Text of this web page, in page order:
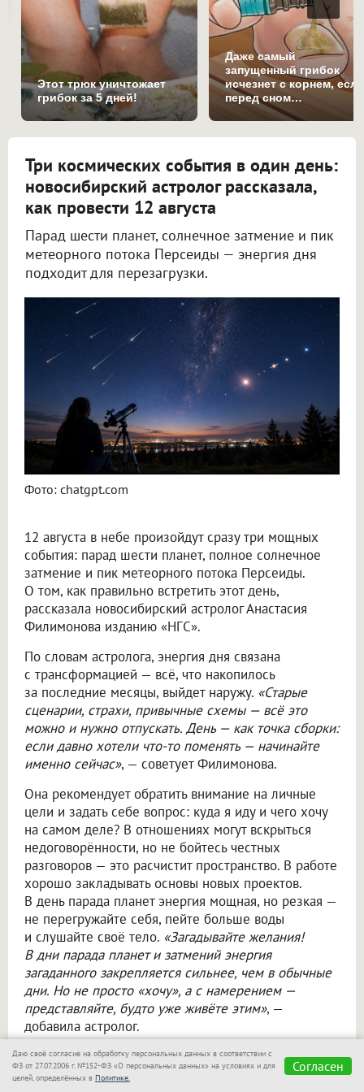
Этот трюк уничтожает
грибок за 5 дней!
Даже самый
запущенный грибок
исчезнет с корнем,
перед сном…
Три космических события в один день:
новосибирский астролог рассказала,
как провести 12 августа
Парад шести планет, солнечное затмение и пик
метеорного потока Персеиды — энергия дня
подходит для перезагрузки.
Фото: chatgpt.com
12 августа в небе произойдут сразу три мощных
события: парад шести планет, полное солнечное
затмение и пик метеорного потока Персеиды.
О том, как правильно встретить этот день,
рассказала новосибирский астролог Анастасия
Филимонова изданию «НГС».
По словам астролога, энергия дня связана
с трансформацией — всё, что накопилось
за последние месяцы, выйдет наружу. «Старые
сценарии, страхи, привычные схемы — всё это
можно и нужно отпускать. День — как точка сборки:
если давно хотели что-то поменять — начинайте
именно сейчас», — советует Филимонова.
Она рекомендует обратить внимание на личные
цели и задать себе вопрос: куда я иду и чего хочу
на самом деле? В отношениях могут вскрыться
недоговорённости, но не бойтесь честных
разговоров — это расчистит пространство. В работе
хорошо закладывать основы новых проектов.
В день парада планет энергия мощная, но резкая —
не перегружайте себя, пейте больше воды
и слушайте своё тело. «Загадывайте желания!
В дни парада планет и затмений энергия
загаданного закрепляется сильнее, чем в обычные
дни. Но не просто «хочу», а с намерением —
представляйте, будто уже живёте этим», —
добавила астролог.
Не пропускайте
Даю своё согласие на обработку персональных данных в соответствии с
ФЗ от 27.07.2006 г. №152-ФЗ «О персональных данных» на условиях и для
целей, определённых в Политике.
Согласен